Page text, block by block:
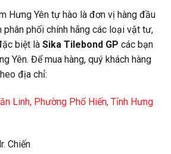
Hưng Yên tự hào là đơn vị hàng đầu
phân phối chính hãng các loại vật tư,
biệt là Sika Tilebond GP các bạn
Yên. Để mua hàng, quý khách hàng
địa chỉ:
Linh, Phường Phố Hiến, Tỉnh Hưng
Chiến